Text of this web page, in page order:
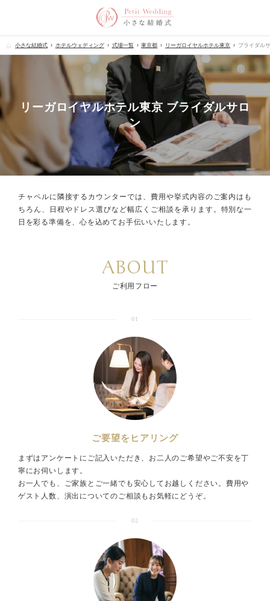
小さな結婚式 ホテルウェディング 式場一覧 東京都 リーガロイヤルホテル東京 ブライダル
リーガロイヤルホテル東京 ブライダルサロ
ン
チャペルに隣接するカウンターでは、 費用や挙式内容のご案内はも
ちろん、
日程やドレス選びなど幅広くご相談を承ります。 特別な一
日を彩る準備を、心を込めてお手伝いいたします。
ABOUT
ご利用フロー
01
ご要望をヒアリング
まずはアンケートにご記入いただき、お二人のご希望やご不安を丁
寧にお伺いします。
お一人でも、ご家族とご一緒でも安心してお越しください。費用や
ゲスト人数、演出についてのご相談もお気軽にどうぞ。
02